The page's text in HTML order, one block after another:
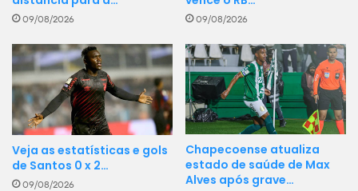
09/08/2026 09/08/2026
Veja as estatísticas e gols
de Santos 0 x 2…
09/08/2026
Chapecoense atualiza
estado de saúde de Max
Alves após grave…